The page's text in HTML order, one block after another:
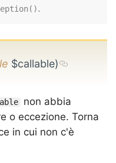
.
$callable)
non abbia
o eccezione. Torna
in cui non c'è